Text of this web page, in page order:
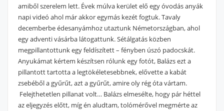
amiből szerelem lett. Évek múlva kerület elő egy óvodás anyák
napi videó ahol már akkor egymás kezét fogtuk. Tavaly
decemberbe édesanyámhoz utaztunk Németországban, ahol
egy adventi vásárba látogattunk. Sétálgatás közben
megpillantottunk egy feldíszített – fényben úszó padocskát.
Anyukámat kértem készítsen rólunk egy fotót, Balázs ezt a
pillantott tartotta a legtökéletesebbnek, elővette a kabát
zsebéből a gyűrűt, azt a gyűrűt, amire oly rég óta vártam.
Felejthetetlen pillanat volt… Balázs elmesélte, hogy pár héttel
az eljegyzés előtt, míg én aludtam, tolómérővel megmérte az